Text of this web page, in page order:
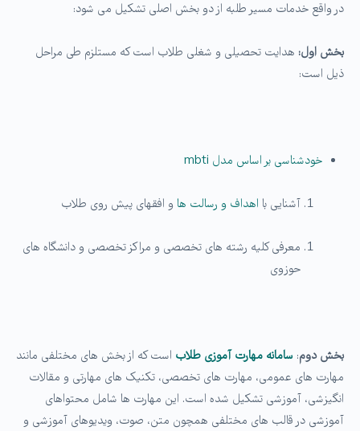
در واقع خدمات مسیر طلبه از دو بخش اصلی تشکیل می شود:
بخش اول: هدایت تحصیلی و شغلی طلاب است که مستلزم طی مراحل
ذیل است:
خودشناسی بر اساس مدل mbti
آشنایی با اهداف و رسالت ها و افقهای پیش روی طلاب
معرفی کلیه رشته های تخصصی و مراکز تخصصی و دانشگاه های
حوزوی
بخش دوم: سامانه مهارت آموزی طلاب است که از بخش های مختلفی مانند
مهارت های عمومی، مهارت های تخصصی، تکنیک های مهارتی و مقالات
انگیزشی، آموزشی تشکیل شده است. این مهارت ها شامل محتواهای
آموزشی در قالب های مختلفی همچون متن، صوت، ویدیوهای آموزشی و